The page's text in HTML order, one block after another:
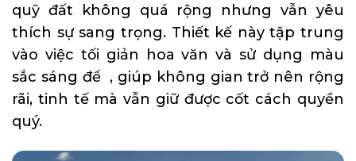
quỹ đất không quá rộng nhưng vẫn yêu
thích sự sang trọng. Thiết kế này tập trung
vào việc tối giản hoa văn và sử dụng màu
sắc sáng để , giúp không gian trở nên rộng
rãi, tinh tế mà vẫn giữ được cốt cách quyền
quý.